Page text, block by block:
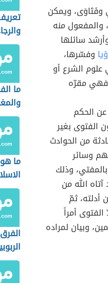
وفَتَاوَى، ويمكن
والمفعول منه
سائلها
وفسّرها،
الشرع أو
فهي مقرّه
الحكم
الفتوى بغير
من الحوادث
وسائر
وذلك
الله من
ثمّ
أمراً
وبيان لمراده
ما
ما